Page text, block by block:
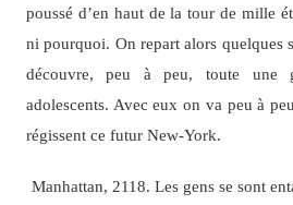
poussé d’en haut de la tour de mille
ni pourquoi. On repart alors quelques
découvre, peu à peu, toute une
adolescents. Avec eux on va peu à
régissent ce futur New-York.
Manhattan, 2118. Les gens se sont